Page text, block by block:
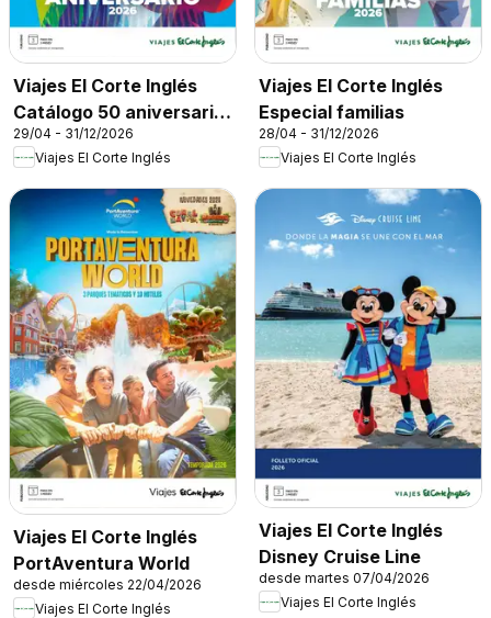
Viajes El Corte Inglés
Catálogo 50 aniversario
Tourmundial
29/04 - 31/12/2026
Viajes El Corte Inglés
Viajes El Corte Inglés
Especial familias
28/04 - 31/12/2026
Viajes El Corte Inglés
Viajes El Corte Inglés
PortAventura World
desde miércoles 22/04/2026
Viajes El Corte Inglés
Viajes El Corte Inglés
Disney Cruise Line
desde martes 07/04/2026
Viajes El Corte Inglés